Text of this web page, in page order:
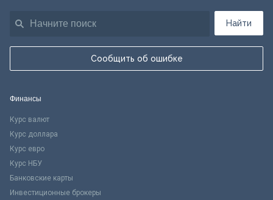
Найти
Сообщить об ошибке
Финансы
Курс валют
Курс доллара
Курс евро
Курс НБУ
Банковские карты
Инвестиционные брокеры